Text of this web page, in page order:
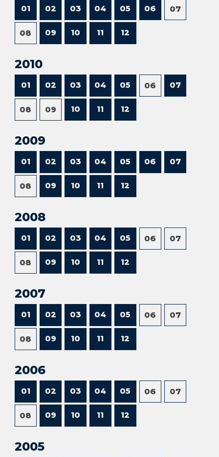
01 02 03 04 05 06 07
08 09 10 11 12
2010
01 02 03 04 05 06 07
08 09 10 11 12
2009
01 02 03 04 05 06 07
08 09 10 11 12
2008
01 02 03 04 05 06 07
08 09 10 11 12
2007
01 02 03 04 05 06 07
08 09 10 11 12
2006
01 02 03 04 05 06 07
08 09 10 11 12
2005